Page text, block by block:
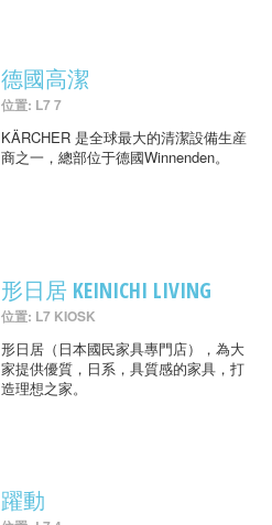
德國高潔
位置: L7 7
KÄRCHER 是全球最大的清潔設備生産
商之一，總部位于德國Winnenden。
形日居 KEINICHI LIVING
位置: L7 KIOSK
形日居（日本國民家具專門店），為大
家提供優質，日系，具質感的家具，打
造理想之家。
躍動